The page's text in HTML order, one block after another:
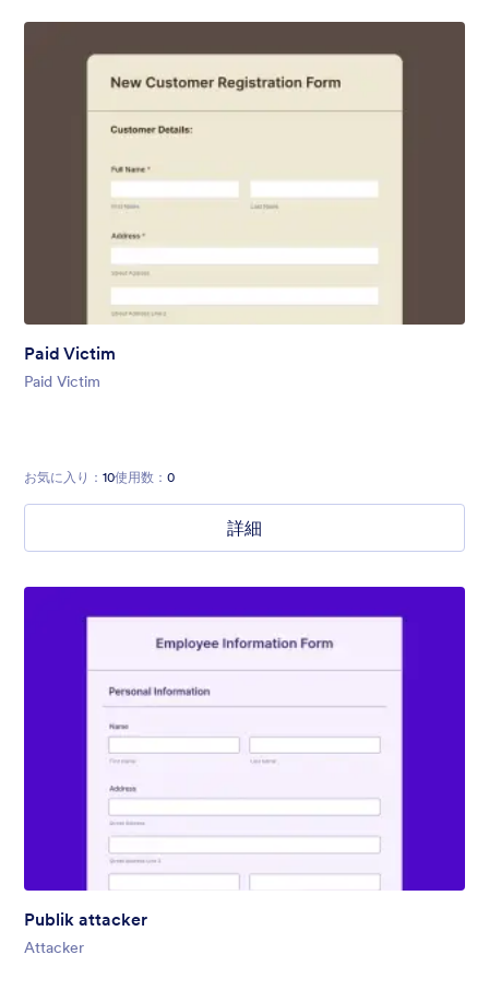
Paid Victim
Paid Victim
お気に入り： 10使用数： 0
詳細
Publik attacker
Attacker